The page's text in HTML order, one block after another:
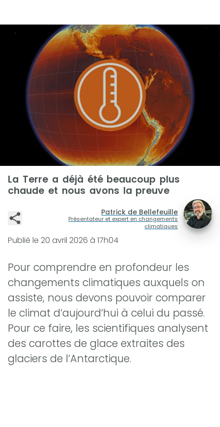
La Terre a déjà été beaucoup plus
chaude et nous avons la preuve
Patrick de Bellefeuille
Présentateur et expert en changements
climatiques
Publié le 20 avril 2026 à 17h04
Pour comprendre en profondeur les
changements climatiques auxquels on
assiste, nous devons pouvoir comparer
le climat d’aujourd’hui à celui du passé.
Pour ce faire, les scientifiques analysent
des carottes de glace extraites des
glaciers de l’Antarctique.